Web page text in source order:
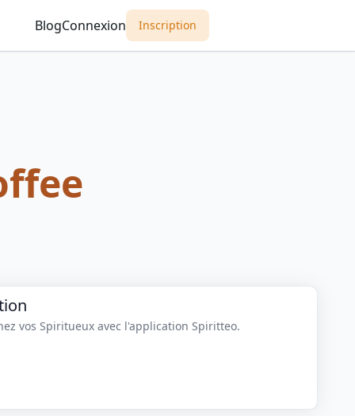
BlogConnexion Inscription
vos Spiritueux avec l'application Spiritteo.